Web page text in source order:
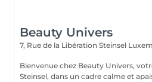
Beauty Univers
7, Rue de la Libération Steinsel
Bienvenue chez Beauty Univers,
Steinsel, dans un cadre calme et